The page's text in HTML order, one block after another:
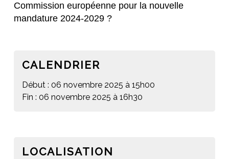
Commission européenne pour la nouvelle
mandature 2024-2029 ?
CALENDRIER
Début : 06 novembre 2025 à 15h00
Fin : 06 novembre 2025 à 16h30
LOCALISATION